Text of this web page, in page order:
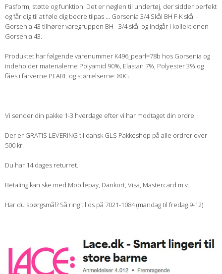
Pasform, støtte og funktion. Det er nøglen til undertøj, der sidder perfekt
og får dig til at føle dig bedre tilpas ... Gorsenia 3/4 Skål BH F-K skål -
Gorsenia 43 tilhører varegruppen BH - 3/4 skål og indgår i kollektionen
Gorsenia 43.
Produktet har følgende varenummer K496_pearl=78b hos Gorsenia og
indeholder materialerne Polyamid 90%, Elastan 7%, Polyester 3% og
fåes i farverne PEARL og størrelserne: 80G.
Vi sender din pakke 1-3 hverdage efter vi har modtaget din ordre.
Der er GRATIS LEVERING til dansk GLS Pakkeshop på alle ordrer over
500 kr.
Du har 14 dages returret.
Betaling kan ske med Mobilepay, Dankort, Visa, Mastercard m.v.
Har du spørgsmål? Så ring til os på 7021-1084 (mandag til fredag 9-12)